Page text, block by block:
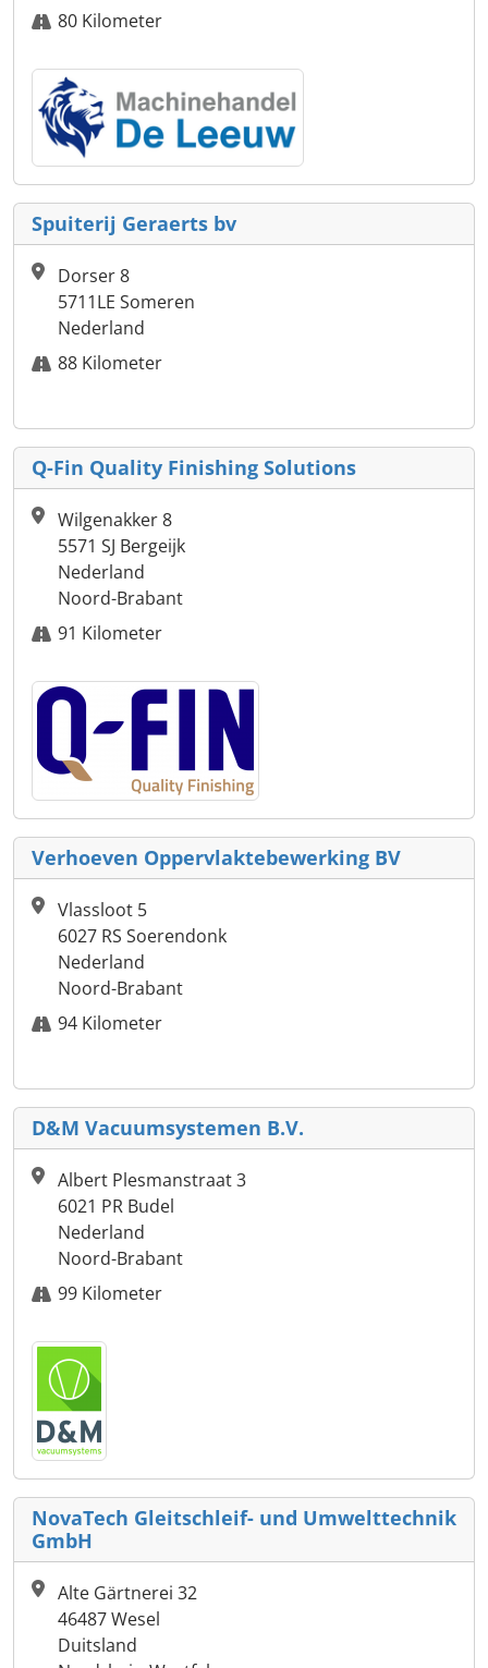
80 Kilometer
Spuiterij Geraerts bv
Dorser 8
5711LE Someren
Nederland
88 Kilometer
Q-Fin Quality Finishing Solutions
Wilgenakker 8
5571 SJ Bergeijk
Nederland
Noord-Brabant
91 Kilometer
Verhoeven Oppervlaktebewerking BV
Vlassloot 5
6027 RS Soerendonk
Nederland
Noord-Brabant
94 Kilometer
D&M Vacuumsystemen B.V.
Albert Plesmanstraat 3
6021 PR Budel
Nederland
Noord-Brabant
99 Kilometer
NovaTech Gleitschleif- und Umwelttechnik
GmbH
Alte Gärtnerei 32
46487 Wesel
Duitsland